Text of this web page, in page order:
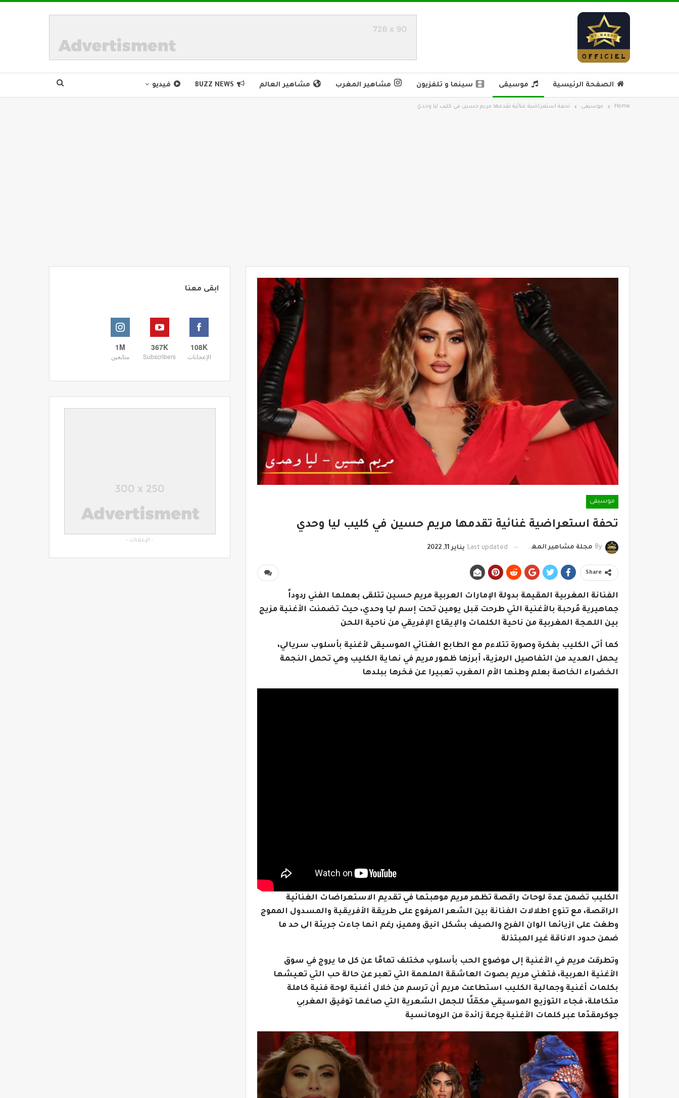
الصفحة الرئيسية موسيقى سينما و تلفزيون مشاهير المغرب مشاهير العالم BUZZ NEWS فيديو
Home موسيقى تحفة استعراضية غنائية تقدمها مريم حسين في كليب ليا وحدي
موسيقى
تحفة استعراضية غنائية تقدمها مريم حسين في كليب ليا وحدي
By مجلة مشاهير المغرب Last updated يناير 11, 2022
Share
الفنانة المغربية المقيمة بدولة الإمارات العربية مريم حسين تتلقى بعملها الفني ردوداً
جماهيرية مُرحبة بالأغنية التي طرحت قبل يومين تحت إسم ليا وحدي، حيث تضمنت الأغنية مزيج
بين اللهجة المغربية من ناحية الكلمات والإيقاع الإفريقي من ناحية اللحن
كما أتى الكليب بفكرة وصورة تتلاءم مع الطابع الغنائي الموسيقى لأغنية بأسلوب سريالي،
يحمل العديد من التفاصيل الرمزية، أبرزها ظهور مريم في نهاية الكليب وهي تحمل النجمة
الخضراء الخاصة بعلم وطنها الأم المغرب تعبيرا عن فخرها ببلدها
الكليب تضمن عدة لوحات راقصة تظهر مريم موهبتها في تقديم الاستعراضات الغنائية
الراقصة، مع تنوع اطلالات الفنانة بين الشعر المرفوع على طريقة الأفريقية والمسدول المموج
وطغت على ازيائها الوان الفرح والصيف بشكل انيق ومميز، رغم انها جاءت جريئة الى حد ما
ضمن حدود الاناقة غير المبتذلة
وتطرقت مريم في الأغنية إلى موضوع الحب بأسلوب مختلف تمامًا عن كل ما يروج في سوق
الأغنية العربية، فتغني مريم بصوت العاشقة الملهمة التي تعبر عن حالة حب التي تعيشها
بكلمات أغنية وجمالية الكليب استطاعت مريم أن ترسم من خلال أغنية لوحة فنية كاملة
متكاملة، فجاء التوزيع الموسيقي مكمّلًا للجمل الشعرية التي صاغها توفيق المغربي
جوكرمقدّما عبر كلمات الأغنية جرعة زائدة من الرومانسية
ابقى معنا
108K
الإعجابات
367K
Subscribers
1M
متابعين
- الإعلانات -